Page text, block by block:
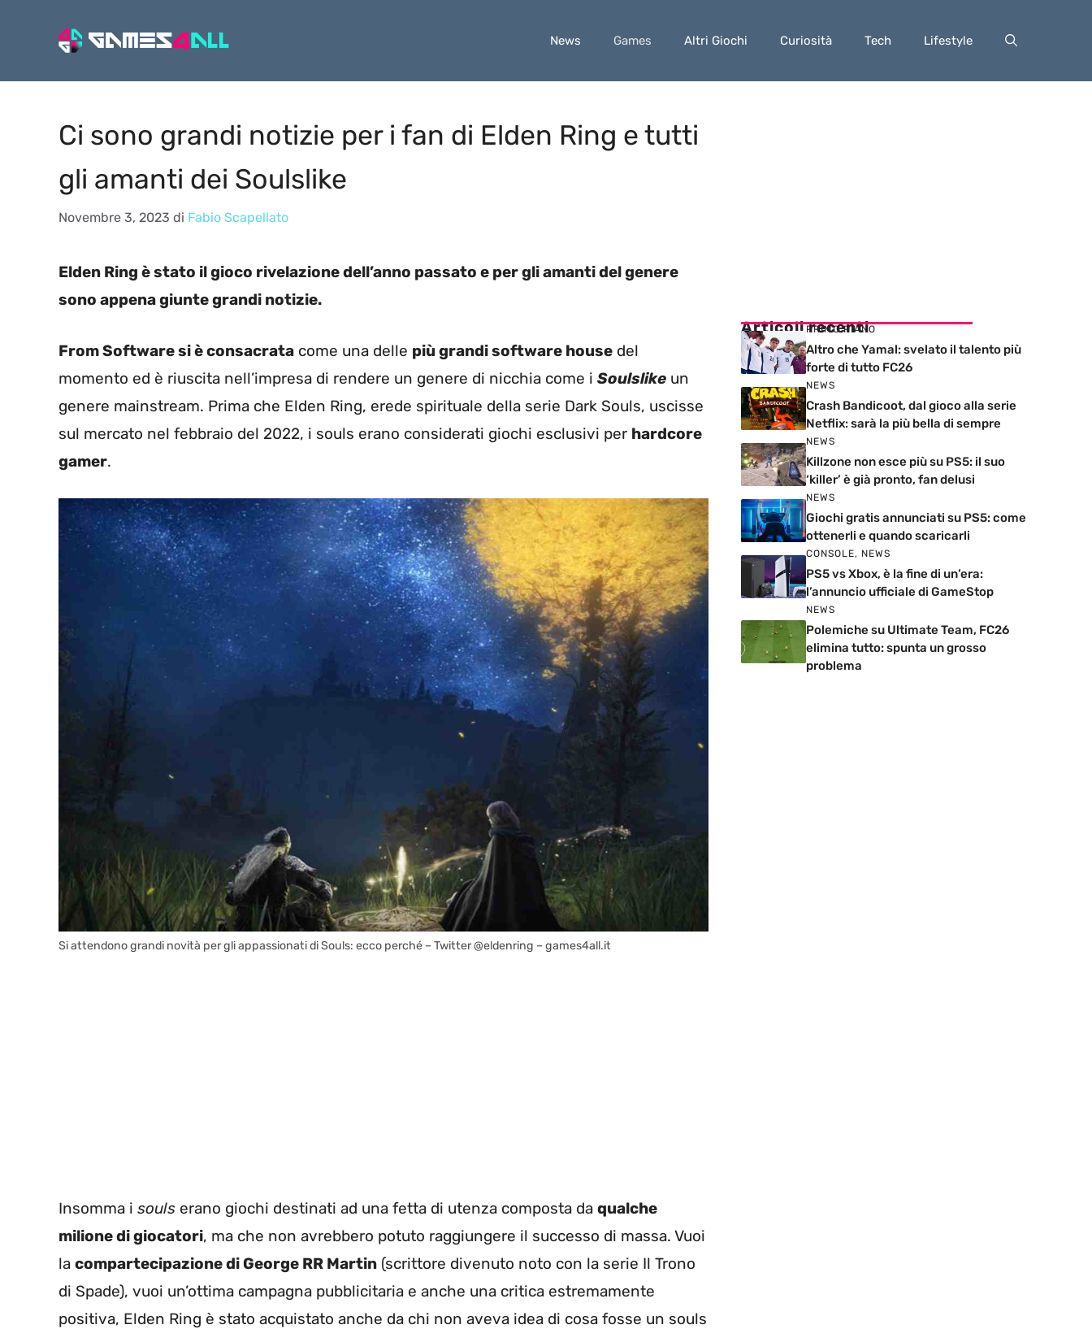
News Games Altri Giochi Curiosità Tech Lifestyle
Ci sono grandi notizie per i fan di Elden Ring e tutti
gli amanti dei Soulslike
Novembre 3, 2023 di Fabio Scapellato
Elden Ring è stato il gioco rivelazione dell’anno passato e per gli amanti del genere
sono appena giunte grandi notizie.
From Software si è consacrata come una delle più grandi software house del
momento ed è riuscita nell’impresa di rendere un genere di nicchia come i Soulslike un
genere mainstream. Prima che Elden Ring, erede spirituale della serie Dark Souls, uscisse
sul mercato nel febbraio del 2022, i souls erano considerati giochi esclusivi per hardcore
gamer.
Si attendono grandi novità per gli appassionati di Souls: ecco perché – Twitter @eldenring – games4all.it
Insomma i souls erano giochi destinati ad una fetta di utenza composta da qualche
milione di giocatori, ma che non avrebbero potuto raggiungere il successo di massa. Vuoi
la compartecipazione di George RR Martin (scrittore divenuto noto con la serie Il Trono
di Spade), vuoi un’ottima campagna pubblicitaria e anche una critica estremamente
positiva, Elden Ring è stato acquistato anche da chi non aveva idea di cosa fosse un souls
Articoli recenti
PRIMO PIANO
Altro che Yamal: svelato il talento più
forte di tutto FC26
NEWS
Crash Bandicoot, dal gioco alla serie
Netflix: sarà la più bella di sempre
NEWS
Killzone non esce più su PS5: il suo
‘killer’ è già pronto, fan delusi
NEWS
Giochi gratis annunciati su PS5: come
ottenerli e quando scaricarli
CONSOLE, NEWS
PS5 vs Xbox, è la fine di un’era:
l’annuncio ufficiale di GameStop
NEWS
Polemiche su Ultimate Team, FC26
elimina tutto: spunta un grosso
problema